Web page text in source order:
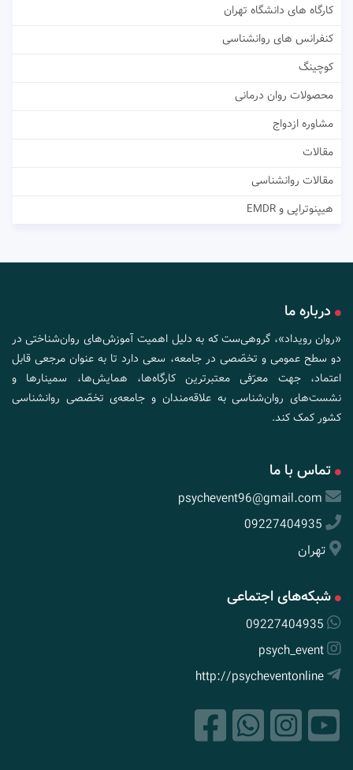
کارگاه های دانشگاه تهران
کنفرانس های روانشناسی
کوچینگ
محصولات روان درمانی
مشاوره ازدواج
مقالات
مقالات روانشناسی
هیپنوتراپی و EMDR
درباره ما
«روان رویداد»، گروهی‌ست که به دلیل اهمیت آموزش‌های روان‌شناختی در
دو سطح عمومی و تخصّصی در جامعه، سعی دارد تا به عنوان مرجعی قابل
اعتماد، جهت معرّفی معتبرترین کارگاه‌ها، همایش‌ها، سمینارها و
نشست‌های روان‌شناسی به علاقه‌مندان و جامعه‌ی تخصّصی روانشناسی
کشور کمک کند.
تماس با ما
psychevent96@gmail.com
09227404935
تهران
شبکه‌های اجتماعی
09227404935
psych_event
http://psycheventonline